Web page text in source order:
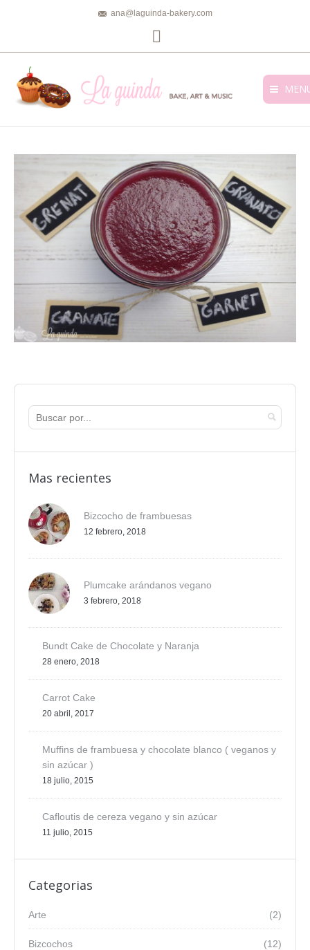
ana@laguinda-bakery.com
Mas recientes
Bizcocho de frambuesas
12 febrero, 2018
Plumcake arándanos vegano
3 febrero, 2018
Bundt Cake de Chocolate y Naranja
28 enero, 2018
Carrot Cake
20 abril, 2017
Muffins de frambuesa y chocolate blanco ( veganos y
sin azúcar )
18 julio, 2015
Cafloutis de cereza vegano y sin azúcar
11 julio, 2015
Categorias
(2)
Arte
(12)
Bizcochos